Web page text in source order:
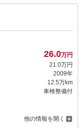
26.0万円
21. 0万円
2009年
12.5万km
車検整備付
他の情報を開く